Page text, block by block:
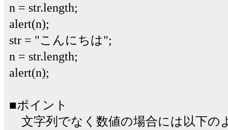
n = str.length;
alert(n);
str = "こんにちは";
n = str.length;
alert(n);
■ポイント
文字列でなく数値の場合には以下の